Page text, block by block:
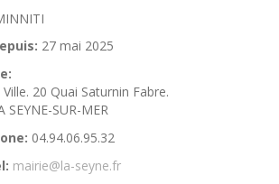
27 mai 2025
20 Quai Saturnin Fabre.
SEYNE-SUR-MER
04.94.06.95.32
mairie@la-seyne.fr